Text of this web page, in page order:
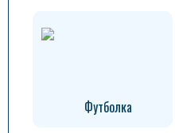
Футболка